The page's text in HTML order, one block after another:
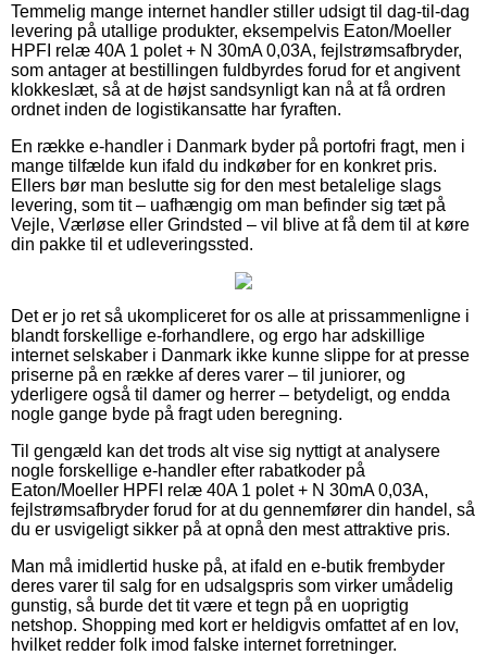
Temmelig mange internet handler stiller udsigt til dag-til-dag
levering på utallige produkter, eksempelvis Eaton/Moeller
HPFI relæ 40A 1 polet + N 30mA 0,03A, fejlstrømsafbryder,
som antager at bestillingen fuldbyrdes forud for et angivent
klokkeslæt, så at de højst sandsynligt kan nå at få ordren
ordnet inden de logistikansatte har fyraften.
En række e-handler i Danmark byder på portofri fragt, men i
mange tilfælde kun ifald du indkøber for en konkret pris.
Ellers bør man beslutte sig for den mest betalelige slags
levering, som tit – uafhængig om man befinder sig tæt på
Vejle, Værløse eller Grindsted – vil blive at få dem til at køre
din pakke til et udleveringssted.
Det er jo ret så ukompliceret for os alle at prissammenligne i
blandt forskellige e-forhandlere, og ergo har adskillige
internet selskaber i Danmark ikke kunne slippe for at presse
priserne på en række af deres varer – til juniorer, og
yderligere også til damer og herrer – betydeligt, og endda
nogle gange byde på fragt uden beregning.
Til gengæld kan det trods alt vise sig nyttigt at analysere
nogle forskellige e-handler efter rabatkoder på
Eaton/Moeller HPFI relæ 40A 1 polet + N 30mA 0,03A,
fejlstrømsafbryder forud for at du gennemfører din handel, så
du er usvigeligt sikker på at opnå den mest attraktive pris.
Man må imidlertid huske på, at ifald en e-butik frembyder
deres varer til salg for en udsalgspris som virker umådelig
gunstig, så burde det tit være et tegn på en uoprigtig
netshop. Shopping med kort er heldigvis omfattet af en lov,
hvilket redder folk imod falske internet forretninger.